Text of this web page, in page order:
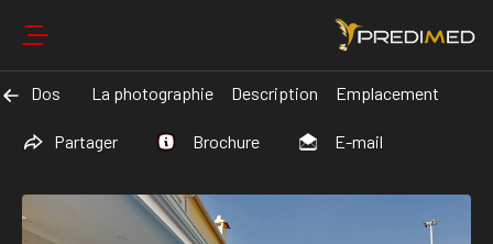
Dos La photographie Description Emplacement
Partager Brochure E-mail